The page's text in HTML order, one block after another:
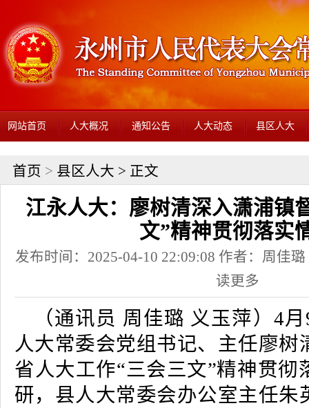
网站首页 人大概况 通知公告 人大动态 县区人大
首页 > 县区人大 > 正文
江永人大：廖树清深入潇浦镇
文”精神贯彻落实
发布时间：2025-04-10 22:09:08 作者：周佳
读更多
（通讯员 周佳璐 义玉萍）4
人大常委会党组书记、主任廖树
省人大工作“三会三文”精神贯彻
研，县人大常委会办公室主任朱